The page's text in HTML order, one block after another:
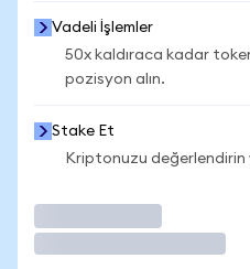
Vadeli İşlemler
50x kaldıraca kadar
pozisyon alın.
Stake Et
Kriptonuzu